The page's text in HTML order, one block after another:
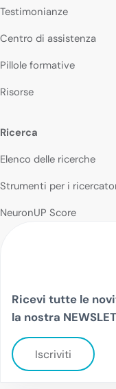
Testimonianze
Centro di assistenza
Pillole formative
Risorse
Ricerca
Elenco delle ricerche
Strumenti per i
NeuronUP Score
Ricevi tutte le
la nostra
Iscriviti